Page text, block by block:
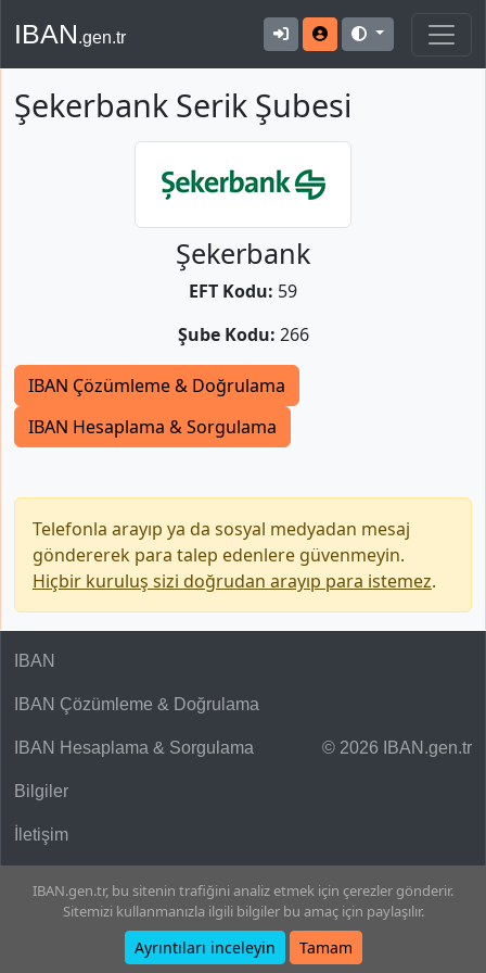
IBAN.gen.tr
Şekerbank Serik Şubesi
Şekerbank
EFT Kodu: 59
Şube Kodu: 266
IBAN Çözümleme & Doğrulama
IBAN Hesaplama & Sorgulama
Telefonla arayıp ya da sosyal medyadan mesaj
göndererek para talep edenlere güvenmeyin.
Hiçbir kuruluş sizi doğrudan arayıp para istemez.
© 2026 IBAN.gen.tr
IBAN
IBAN Çözümleme & Doğrulama
IBAN Hesaplama & Sorgulama
Bilgiler
İletişim
IBAN.gen.tr, bu sitenin trafiğini analiz etmek için çerezler gönderir.
Sitemizi kullanmanızla ilgili bilgiler bu amaç için paylaşılır.
Ayrıntıları inceleyin Tamam